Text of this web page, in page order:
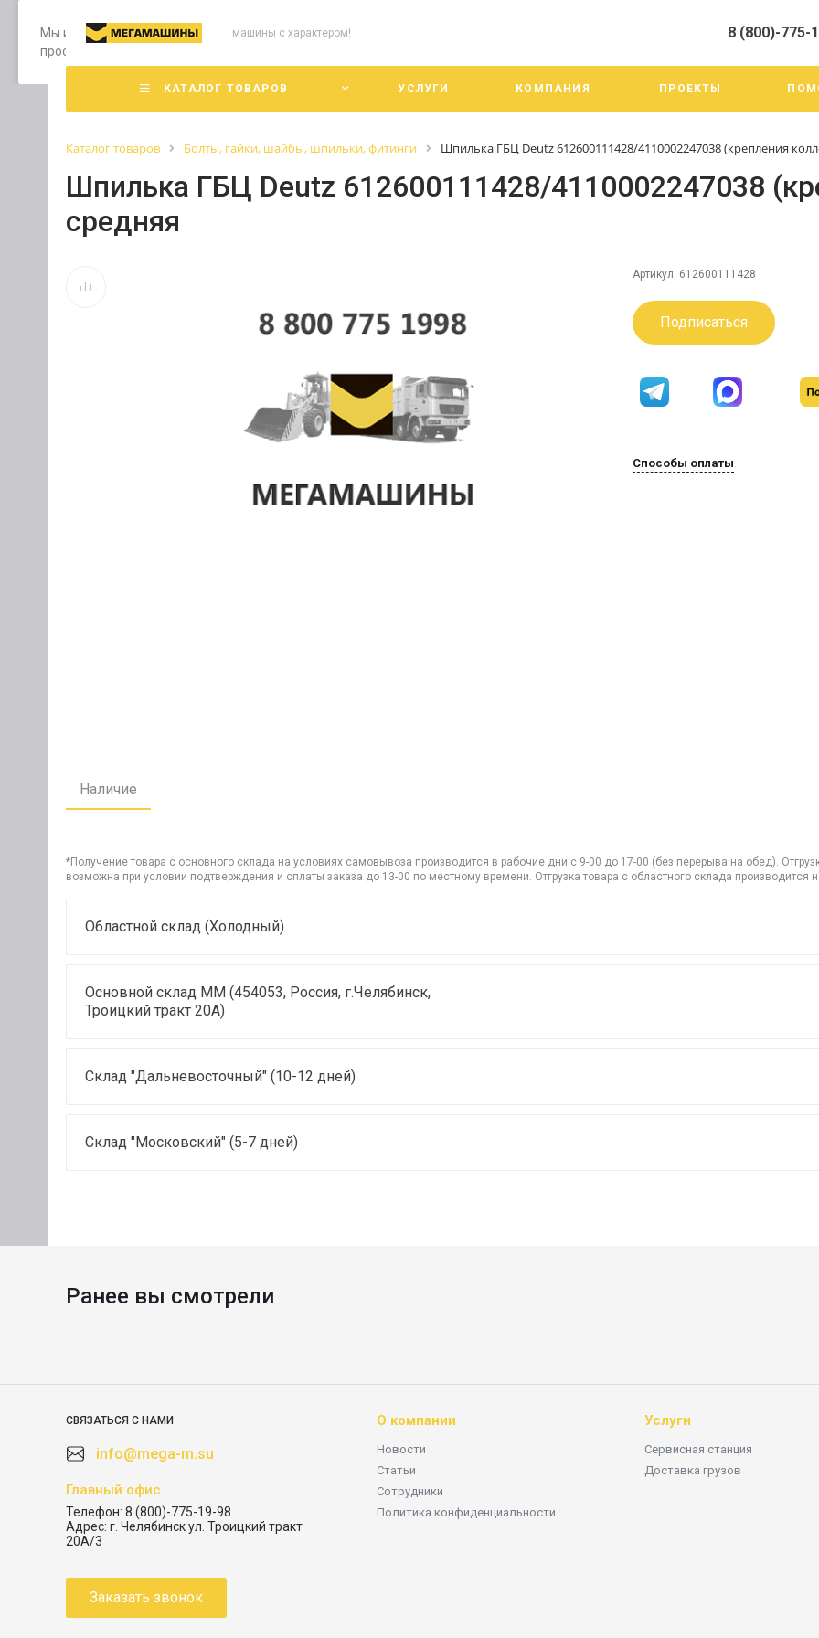
Мы используем файлы cookie, разработанные нашими специалистами и третьими лицами, для анализа событий на нашем
просмотр страниц нашего сайта, вы принимаете условия его использования. Более подробные сведения смотрите в Политике
машины с характером! 8 (800)-775-
г. Челябинск ул.
тракт 20А/3
Cб-Вс: Выходной
КАТАЛОГ ТОВАРОВ УСЛУГИ КОМПАНИЯ ПРОЕКТЫ
Каталог товаров Болты, гайки, шайбы, шпильки, фитинги Шпилька ГБЦ Deutz 612600111428/4110002247038 (крепления
Шпилька ГБЦ Deutz 612600111428/4110002247038
средняя
Артикул: 612600111428
Подписаться
Способы оплаты
Наличие
*Получение товара с основного склада на условиях самовывоза производится в рабочие дни с 9-00 до 17-00 (без перерыва на обед).
возможна при условии подтверждения и оплаты заказа до 13-00 по местному времени. Отгрузка товара с областного склада
Областной склад (Холодный)
Основной склад ММ (454053, Россия, г.Челябинск,
Троицкий тракт 20А)
Склад "Дальневосточный" (10-12 дней)
Склад "Московский" (5-7 дней)
Ранее вы смотрели
СВЯЗАТЬСЯ С НАМИ
info@mega-m.su
Главный офис
Телефон: 8 (800)-775-19-98
Адрес: г. Челябинск ул. Троицкий тракт
20А/3
О компании
Новости
Статьи
Сотрудники
Политика конфиденциальности
Услуги
Сервисная станция
Доставка грузов
Заказать звонок